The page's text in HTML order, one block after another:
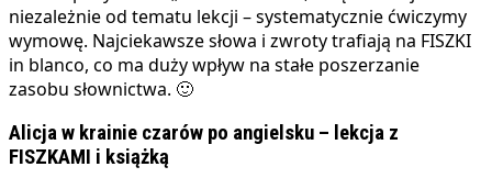
niezależnie od tematu lekcji – systematycznie ćwiczymy
wymowę. Najciekawsze słowa i zwroty trafiają na FISZKI
in blanco, co ma duży wpływ na stałe poszerzanie
zasobu słownictwa. 🙂
Alicja w krainie czarów po angielsku – lekcja z
FISZKAMI i książką